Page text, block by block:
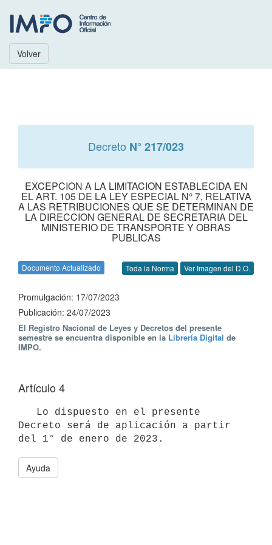
Volver
Decreto N° 217/023
EXCEPCION A LA LIMITACION ESTABLECIDA EN
EL ART. 105 DE LA LEY ESPECIAL N° 7, RELATIVA
A LAS RETRIBUCIONES QUE SE DETERMINAN DE
LA DIRECCION GENERAL DE SECRETARIA DEL
MINISTERIO DE TRANSPORTE Y OBRAS
PUBLICAS
Documento Actualizado Toda la Norma Ver Imagen del D.O.
Promulgación: 17/07/2023
Publicación: 24/07/2023
El Registro Nacional de Leyes y Decretos del presente
semestre se encuentra disponible en la Librería Digital de
IMPO.
Artículo 4
Decreto será de aplicación a partir
Ayuda